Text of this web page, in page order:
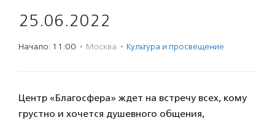
25.06.2022
Начало: 11:00 · Москва · Культура и просвещение
Центр «Благосфера» ждет на встречу всех, кому
грустно и хочется душевного общения,